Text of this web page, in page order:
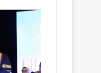
التعليم
حفل
تخرج